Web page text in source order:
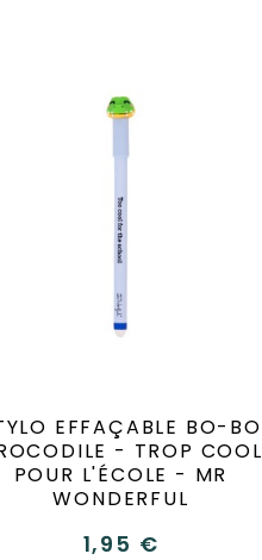
EFFAÇABLE BO-BO
- TROP COOL
POUR L'ÉCOLE - MR
WONDERFUL
1,95 €